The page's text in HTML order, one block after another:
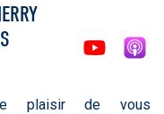
plaisir de vous